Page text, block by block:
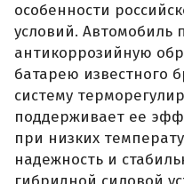
особенности
условий. Автомобиль
антикоррозийную
батарею известного
систему
поддерживает ее
при низких
надежность и